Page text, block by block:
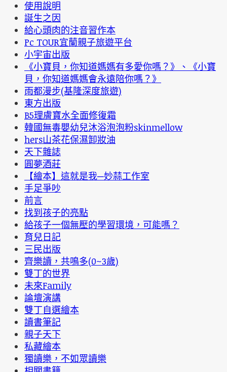
使用說明
誕生之因
給心頭肉的注音習作本
Pc TOUR宜蘭親子旅遊平台
小宇宙出版
《小寶貝，你知道媽媽有多愛你嗎？》、《小寶
貝，你知道媽媽會永遠陪你嗎？》
雨都漫步(基隆深度旅遊)
東方出版
B5理膚寶水全面修復霜
韓國無毒嬰幼兒沐浴泡泡粉skinmellow
hers山茶花保濕卸妝油
天下雜誌
圓夢酒莊
【繪本】這就是我─妙蒜工作室
手足爭吵
前言
找到孩子的亮點
給孩子一個無壓的學習環境，可能嗎？
育兒日記
三民出版
齊樂讀，共鳴多(0~3歲)
雙丁的世界
未來Family
論壇演講
雙丁自選繪本
讀書筆記
親子天下
私藏繪本
獨讀樂，不如眾讀樂